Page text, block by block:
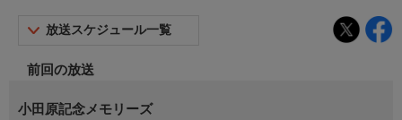
放送スケジュール一覧
前回の放送
小田原記念メモリーズ